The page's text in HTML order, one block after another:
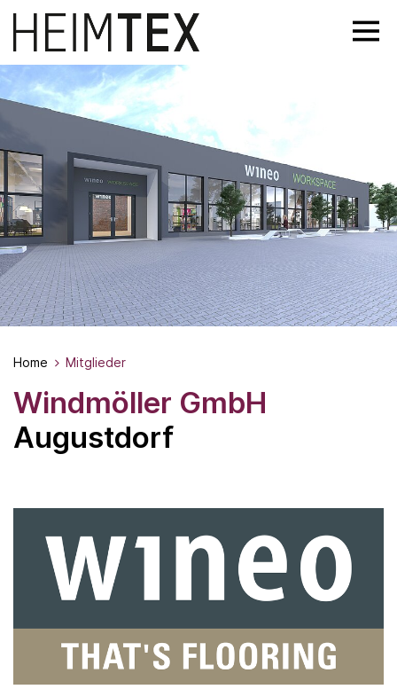
Home Mitglieder
Windmöller GmbH
Augustdorf